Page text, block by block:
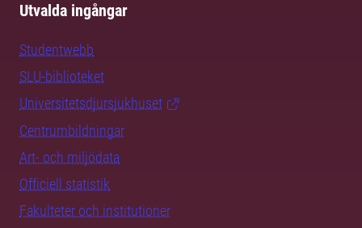
Utvalda ingångar
Studentwebb
SLU-biblioteket
Universitetsdjursjukhuset
Centrumbildningar
Art- och miljödata
Officiell statistik
Fakulteter och institutioner